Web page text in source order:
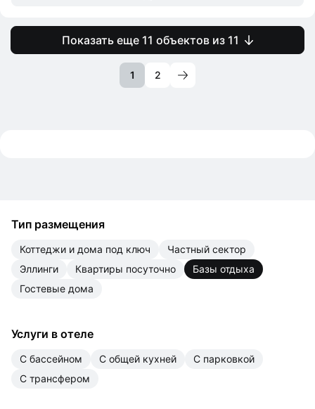
Показать еще 11 объектов из 11
1 2
Тип размещения
коттеджи и дома под ключ
частный сектор
эллинги
квартиры посуточно
базы отдыха
гостевые дома
Услуги в отеле
с бассейном с общей кухней
с парковкой
с трансфером